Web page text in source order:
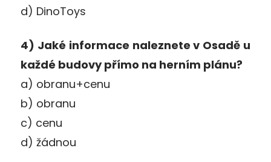
d) DinoToys
4) Jaké informace naleznete v Osadě u
každé budovy přímo na herním plánu?
a) obranu+cenu
b) obranu
c) cenu
d) žádnou